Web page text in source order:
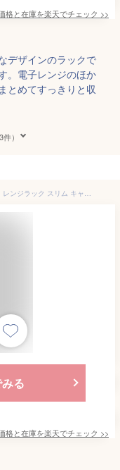
格と在庫を楽天でチェック >>
デザインのラックで
。電子レンジのほか
とめてすっきりと収
）
【11/15(水)に使える5%OFFクーポン配布中】 レンジラック スリム キャスター付き 幅50cm レンジ台 トースターラック レンジボード スライド棚 おしゃれ キッチンワゴン キッチンラック ラック キッチン収納 隙間 収納 すきま スチールラック 棚 ホワイト
る
格と在庫を楽天でチェック >>